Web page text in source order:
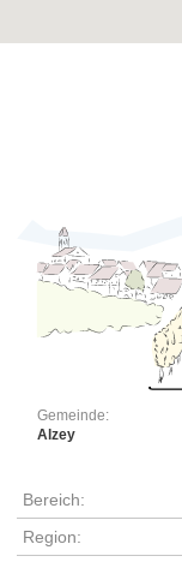
Gemeinde:
Alzey
Bereich:
Region: